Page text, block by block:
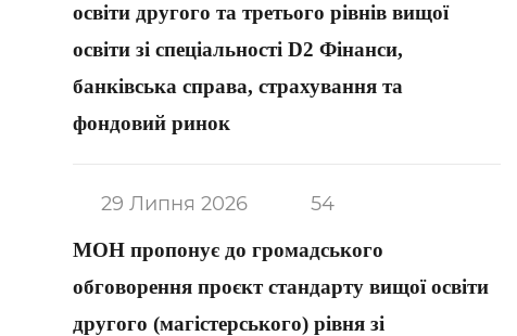
освіти другого та третього рівнів вищої
освіти зі спеціальності D2 Фінанси,
банківська справа, страхування та
фондовий ринок
29 Липня 2026 54
МОН пропонує до громадського
обговорення проєкт стандарту вищої освіти
другого (магістерського) рівня зі